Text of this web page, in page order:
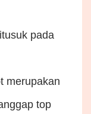
pada
merupakan
top